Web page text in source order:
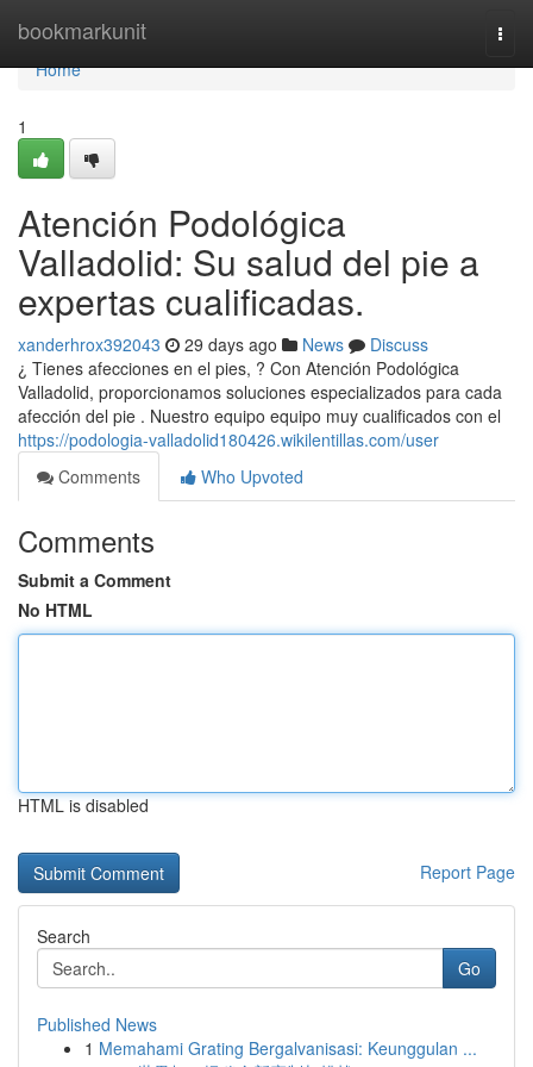
bookmarkunit
Home
Home
1
Atención Podológica
Valladolid: Su salud del pie a
expertas cualificadas.
xanderhrox392043 29 days ago News
Discuss
¿ Tienes afecciones en el pies, ? Con Atención Podológica
Valladolid, proporcionamos soluciones especializados para cada
afección del pie . Nuestro equipo equipo muy cualificados con el
https://podologia-valladolid180426.wikilentillas.com/user
Comments
Who Upvoted
Comments
Submit a Comment
No HTML
HTML is disabled
Report Page
Search
Go
Published News
1 Memahami Grating Bergalvanisasi: Keunggulan ...